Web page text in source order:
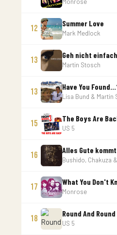
12
Summer Love
Mark Medlock
13
Geh nicht
Martin Stosch
13
Have You
Lisa Bund & Martin
15
The Boys Are
US 5
16
Alles Gute
Bushido, Chakuza
17
What You Don't
Monrose
18
Round And Round
US 5